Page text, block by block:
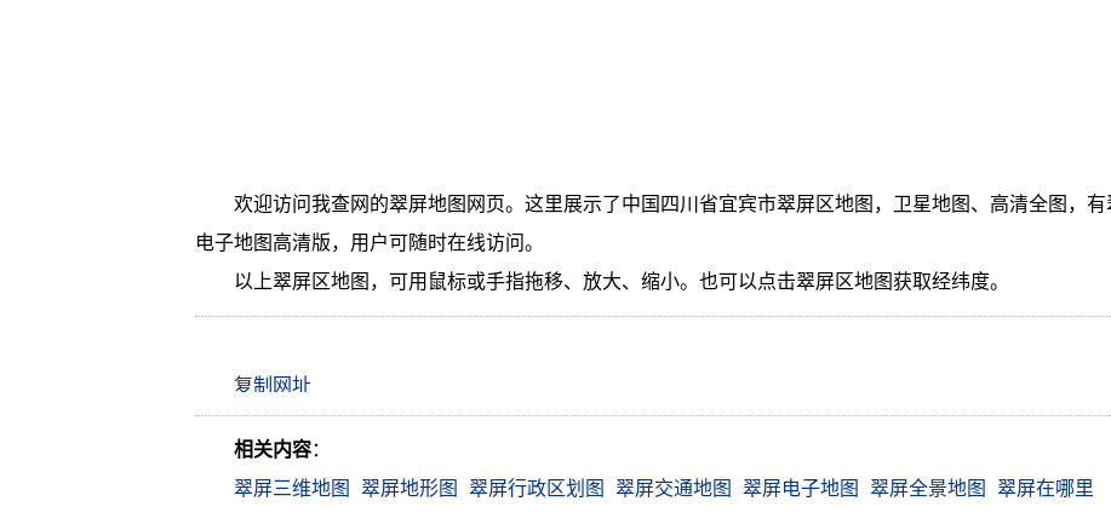
欢迎访问我查网的翠屏地图网页。这里展示了中国四川省宜宾市翠屏区地图，卫星地图、高清全图，
电子地图高清版，用户可随时在线访问。
以上翠屏区地图，可用鼠标或手指拖移、放大、缩小。也可以点击翠屏区地图获取经纬度。
相关内容：
翠屏三维地图
翠屏地形图 翠屏行政区划图 翠屏交通地图 翠屏电子地图 翠屏全景地图 翠屏在哪里